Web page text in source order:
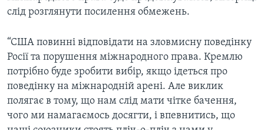
слід розглянути посилення обмежень.
“США повинні відповідати на зловмисну поведінку
Росії та порушення міжнародного права. Кремлю
потрібно буде зробити вибір, якщо ідеться про
поведінку на міжнародній арені. Але виклик
полягає в тому, що нам слід мати чітке бачення,
чого ми намагаємось досягти, і впевнитись, що